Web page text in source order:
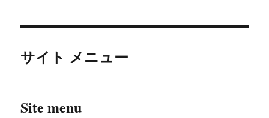
サイト メニュー
Site menu